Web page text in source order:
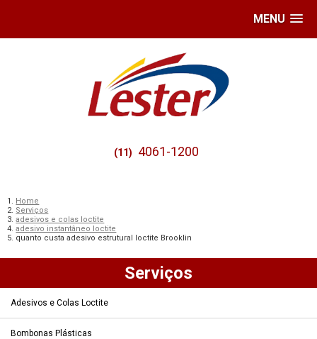
MENU
(11) 4061-1200
Home
Serviços
adesivos e colas loctite
adesivo instantâneo loctite
quanto custa adesivo estrutural loctite Brooklin
Serviços
Adesivos e Colas Loctite
Bombonas Plásticas